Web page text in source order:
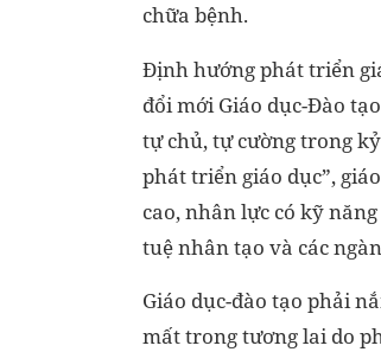
chữa bệnh.
Định hướng phát triển
đổi mới Giáo dục-Đào
tự chủ, tự cường trong
phát triển giáo dục”,
cao, nhân lực có kỹ
tuệ nhân tạo và các
Giáo dục-đào tạo phải
mất trong tương lai do